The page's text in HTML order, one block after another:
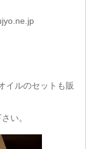
イルのセットも販
い。